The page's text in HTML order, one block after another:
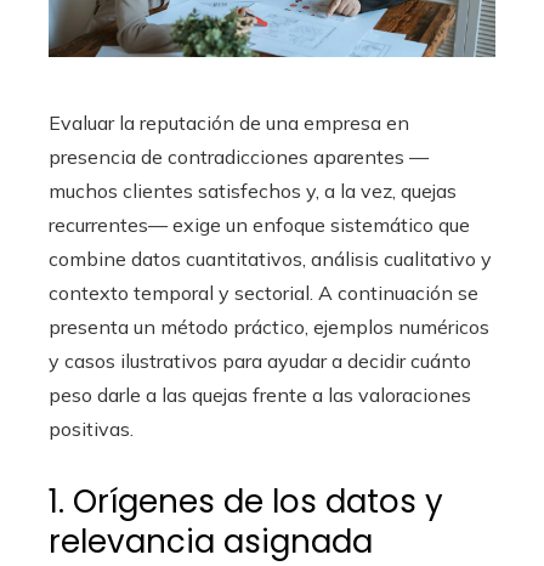
Evaluar la reputación de una empresa en
presencia de contradicciones aparentes —
muchos clientes satisfechos y, a la vez, quejas
recurrentes— exige un enfoque sistemático que
combine datos cuantitativos, análisis cualitativo y
contexto temporal y sectorial. A continuación se
presenta un método práctico, ejemplos numéricos
y casos ilustrativos para ayudar a decidir cuánto
peso darle a las quejas frente a las valoraciones
positivas.
1. Orígenes de los datos y
relevancia asignada